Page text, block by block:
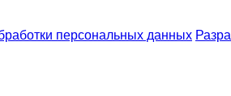
персональных данных